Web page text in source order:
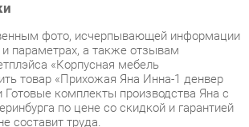
«Корпусная мебель
товар «Прихожая Яна Инна-1 денвер
комплекты производства Яна с
по цене со скидкой и гарантией
составит труда.
в доставку ежедневно. Товары из
на складе в Екатеринбурге вы
48-ми часовс момента оформления